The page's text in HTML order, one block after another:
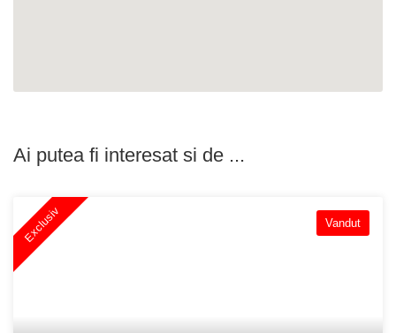
Ai putea fi interesat si de ...
Exclusiv Vandut